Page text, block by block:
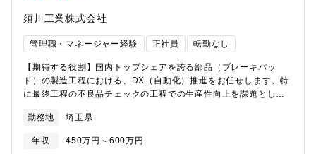
須川工業株式会社
管理職・マネージャー経験 正社員 転勤なし
【期待する役割】国内トップシェアを誇る部品（ブレーキパッ
ド）の製造工程における、DX（自動化）推進をお任せします。特
に最終工程の不良品チェックの工程での生産性向上を課題として
現在工場ラインの無人化、DX化を進めるべくプロジェクトが立ち
上がっています。現状施策のロボットも導入されており、これか
らデータ化を含め導入改善を行っていく予定です。・現状の生産
勤務地 埼玉県
年収 450万円～600万円